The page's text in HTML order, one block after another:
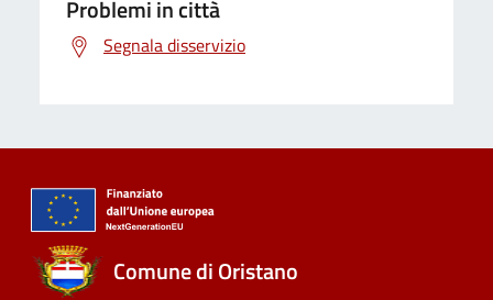
Problemi in città
Segnala disservizio
Comune di Oristano